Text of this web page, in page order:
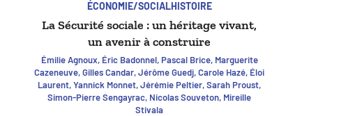
ÉCONOMIE/SOCIALHISTOIRE
La Sécurité sociale : un héritage vivant,
un avenir à construire
Émilie Agnoux, Éric Badonnel, Pascal Brice, Marguerite
Cazeneuve, Gilles Candar, Jérôme Guedj, Carole Hazé, Éloi
Laurent, Yannick Monnet, Jérémie Peltier, Sarah Proust,
Simon-Pierre Sengayrac, Nicolas Souveton, Mireille
Stivala